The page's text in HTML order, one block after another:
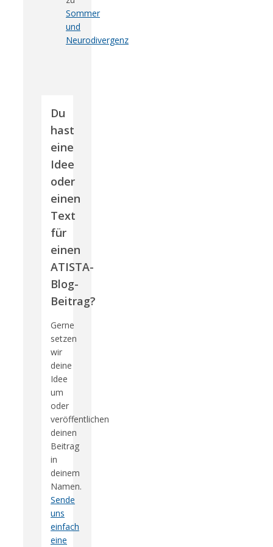
Sommer
und
Neurodivergenz
Du
hast
eine
Idee
oder
einen
Text
für
einen
ATISTA-
Blog-
Beitrag?
Gerne
setzen
wir
deine
Idee
um
oder
veröffentlichen
deinen
Beitrag
in
deinem
Namen.
Sende
uns
einfach
eine